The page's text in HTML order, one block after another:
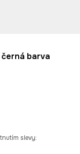
barva
slevy: